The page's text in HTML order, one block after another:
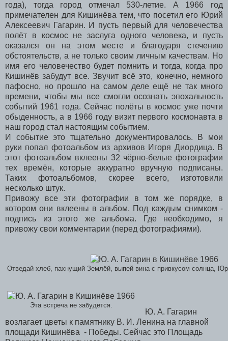
года), тогда город отмечал 530-летие. А 1966 год
примечателен для Кишинёва тем, что посетил его Юрий
Алексеевич Гагарин. И пусть первый для человечества
полёт в космос не заслуга одного человека, и пусть
оказался он на этом месте и благодаря стечению
обстоятельств, а не только своим личным качествам. Но
имя его человечество будет помнить и тогда, когда про
Кишинёв забудут все. Звучит всё это, конечно, немного
пафосно, но прошло на самом деле ещё не так много
времени, чтобы мы все смогли осознать эпохальность
событий 1961 года. Сейчас полёты в космос уже почти
обыденность, а в 1966 году визит первого космонавта в
наш город стал настоящим событием.
И событие это тщательно документировалось. В мои
руки попал фотоальбом из архивов Игоря Диордица. В
этот фотоальбом вклеены 32 чёрно-белые фотографии
тех времён, которые аккуратно вручную подписаны.
Таких фотоальбомов, скорее всего, изготовили
несколько штук.
Привожу все эти фотографии в том же порядке, в
котором они вклеены в альбом. Под каждым снимком -
подпись из этого же альбома. Где необходимо, я
привожу свои комментарии (перед фотографиями).
Отведай хлеб, пахнущий Землёй, выпей вина с привкусом солнца,
Эта встреча не забудется.
Ю. А. Гагарин
возлагает цветы к памятнику В. И. Ленина на главной
площади Кишинёва - Победы. Сейчас это Площадь